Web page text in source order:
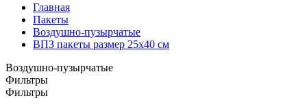
Главная
Пакеты
Воздушно-пузырчатые
ВПЗ пакеты размер 25x40 см
Воздушно-пузырчатые
Фильтры
Фильтры